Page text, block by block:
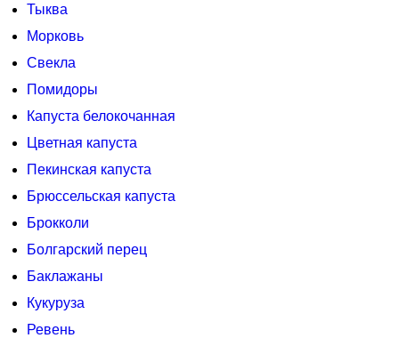
Тыква
Морковь
Свекла
Помидоры
Капуста белокочанная
Цветная капуста
Пекинская капуста
Брюссельская капуста
Брокколи
Болгарский перец
Баклажаны
Кукуруза
Ревень